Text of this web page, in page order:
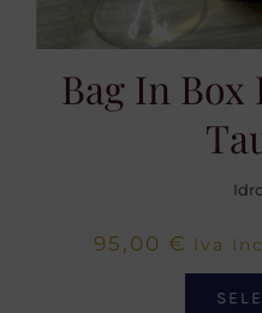
Bag In
95,00 € Iva